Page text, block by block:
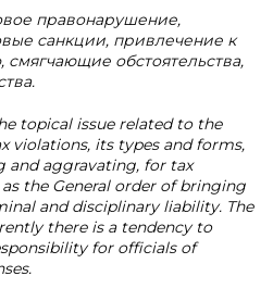
правонарушение,
санкции, привлечение к
смягчающие обстоятельства,
topical issue related to the
violations, its types and forms,
aggravating, for tax
the General order of bringing
and disciplinary liability. The
there is a tendency to
for officials of